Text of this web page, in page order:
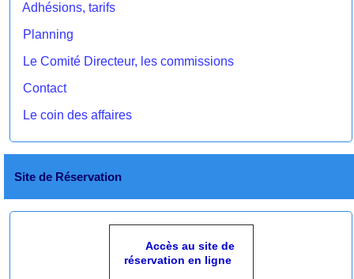
Adhésions, tarifs
Planning
Le Comité Directeur, les commissions
Contact
Le coin des affaires
Site de Réservation
Accès au site de
réservation en ligne